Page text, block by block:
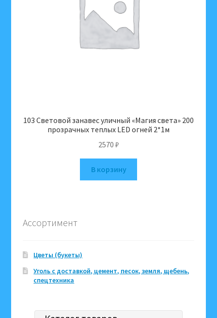
103 Световой занавес уличный «Магия света» 200
прозрачных теплых LED огней 2*1м
2570 ₽
В корзину
Ассортимент
Цветы (букеты)
Уголь с доставкой, цемент, песок, земля, щебень,
спецтехника